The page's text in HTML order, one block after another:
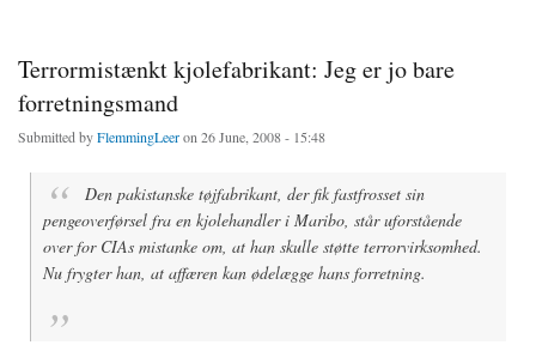
Terrormistænkt kjolefabrikant: Jeg er jo bare
forretningsmand
Submitted byFlemmingLeeron 26 June, 2008 - 15:48
Den pakistanske tøjfabrikant, der fik fastfrosset sin
pengeoverførsel fra en kjolehandler i Maribo, står uforstående
over for CIAs mistanke om, at han skulle støtte terrorvirksomhed.
Nu frygter han, at affæren kan ødelægge hans forretning.